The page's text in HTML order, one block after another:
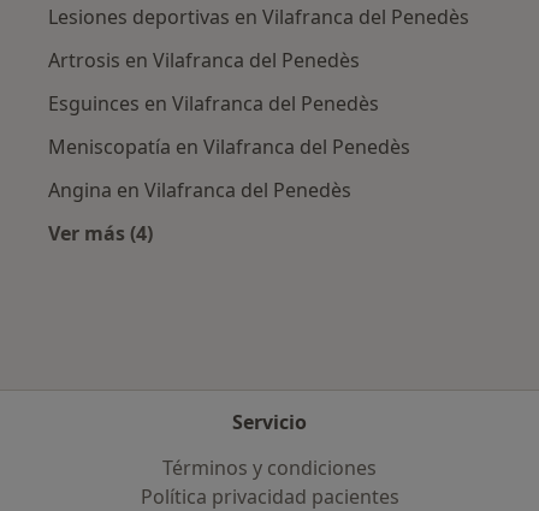
Lesiones deportivas en Vilafranca del Penedès
Artrosis en Vilafranca del Penedès
Esguinces en Vilafranca del Penedès
Meniscopatía en Vilafranca del Penedès
Angina en Vilafranca del Penedès
Ver más (4)
Servicio
Términos y condiciones
Política privacidad pacientes